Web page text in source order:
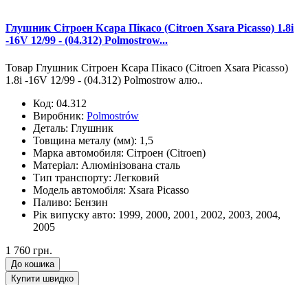
Глушник Сітроен Ксара Пікасо (Citroen Xsara Picasso) 1.8i
-16V 12/99 - (04.312) Polmostrow...
Товар Глушник Сітроен Ксара Пікасо (Citroen Xsara Picasso)
1.8i -16V 12/99 - (04.312) Polmostrow алю..
Код: 04.312
Виробник: Polmostrów
Деталь: Глушник
Товщина металу (мм): 1,5
Марка автомобиля: Сітроен (Citroen)
Матеріал: Алюмінізована сталь
Тип транспорту: Легковий
Модель автомобіля: Xsara Picasso
Паливо: Бензин
Рік випуску авто: 1999, 2000, 2001, 2002, 2003, 2004,
2005
1 760 грн.
До кошика
Купити швидко